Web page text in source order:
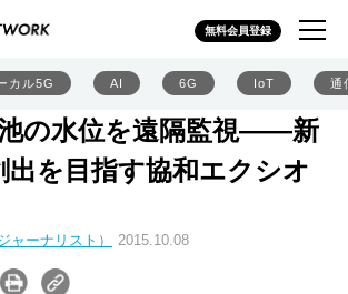
無料会員登録
カル5G AI 6G IoT 通
の水位を遠隔監視――新
出を目指す協和エクシオ
ャーナリスト） 2015.10.08